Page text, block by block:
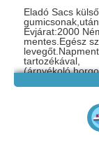
Eladó Sacs
Évjárat:2000
mentes.Egész
tartozékával,
mentes
40/50PS 2008
kivehető